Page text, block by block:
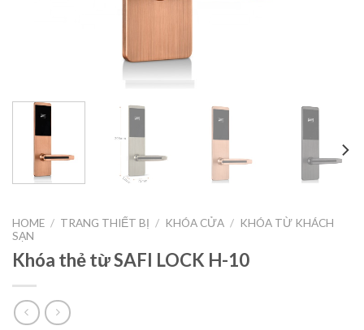
HOME / TRANG THIẾT BỊ / KHÓA CỬA / KHÓA TỪ KHÁCH
SẠN
Khóa thẻ từ SAFI LOCK H-10